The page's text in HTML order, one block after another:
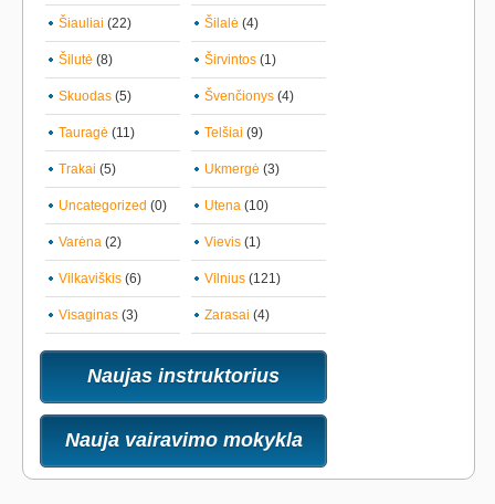
Šiauliai (22) Šilalė (4)
Šilutė (8) Širvintos (1)
Skuodas (5) Švenčionys (4)
Tauragė (11) Telšiai (9)
Trakai (5) Ukmergė (3)
Uncategorized (0) Utena (10)
Varėna (2) Vievis (1)
Vilkaviškis (6) Vilnius (121)
Visaginas (3) Zarasai (4)
Naujas instruktorius
Nauja vairavimo mokykla